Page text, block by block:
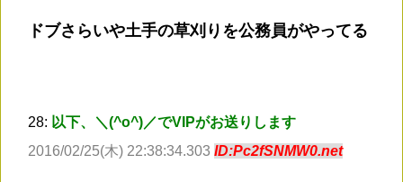
ドブさらいや土手の草刈りを公務員がやってる
28: 以下、＼(^o^)／でVIPがお送りします
2016/02/25(木) 22:38:34.303 ID:Pc2fSNMW0.net